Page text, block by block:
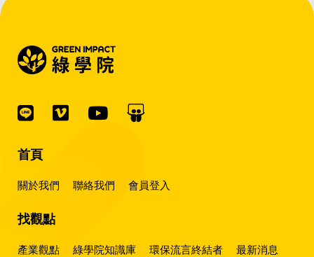
首頁
關於我們 聯絡我們 會員登入
找觀點
產業觀點 綠學院知識庫 環保流言終結者 最新消息